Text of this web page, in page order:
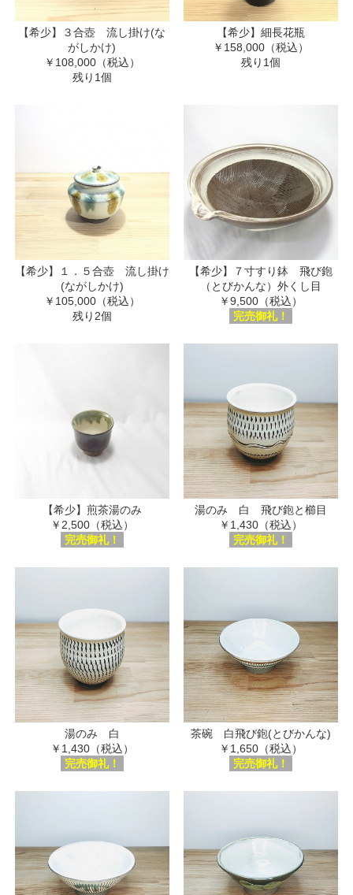
【希少】３合壺 流し掛け(な
がしかけ)
￥108,000（税込）
残り1個
【希少】細長花瓶
￥158,000（税込）
残り1個
【希少】１．５合壺 流し掛け
(ながしかけ)
￥105,000（税込）
残り2個
【希少】７寸すり鉢 飛び鉋
（とびかんな）外くし目
￥9,500（税込）
完売御礼！
【希少】煎茶湯のみ
￥2,500（税込）
完売御礼！
湯のみ 白 飛び鉋と櫛目
￥1,430（税込）
完売御礼！
湯のみ 白
￥1,430（税込）
完売御礼！
茶碗 白飛び鉋(とびかんな)
￥1,650（税込）
完売御礼！